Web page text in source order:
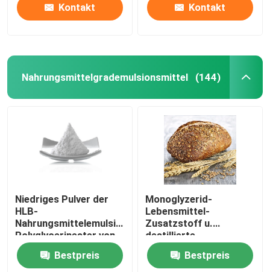
Kontakt Kontakt
Nahrungsmittelgrademulsionsmittel (144)
Niedriges Pulver der
HLB-
Nahrungsmittelemulsionsmittel-
Polyglycerinester von
Speisefettsäuren PGE
Bestpreis
Monoglyzerid-
Lebensmittel-
Zusatzstoff u.
destillierte
Monoglyzeride DMG95
Bestpreis